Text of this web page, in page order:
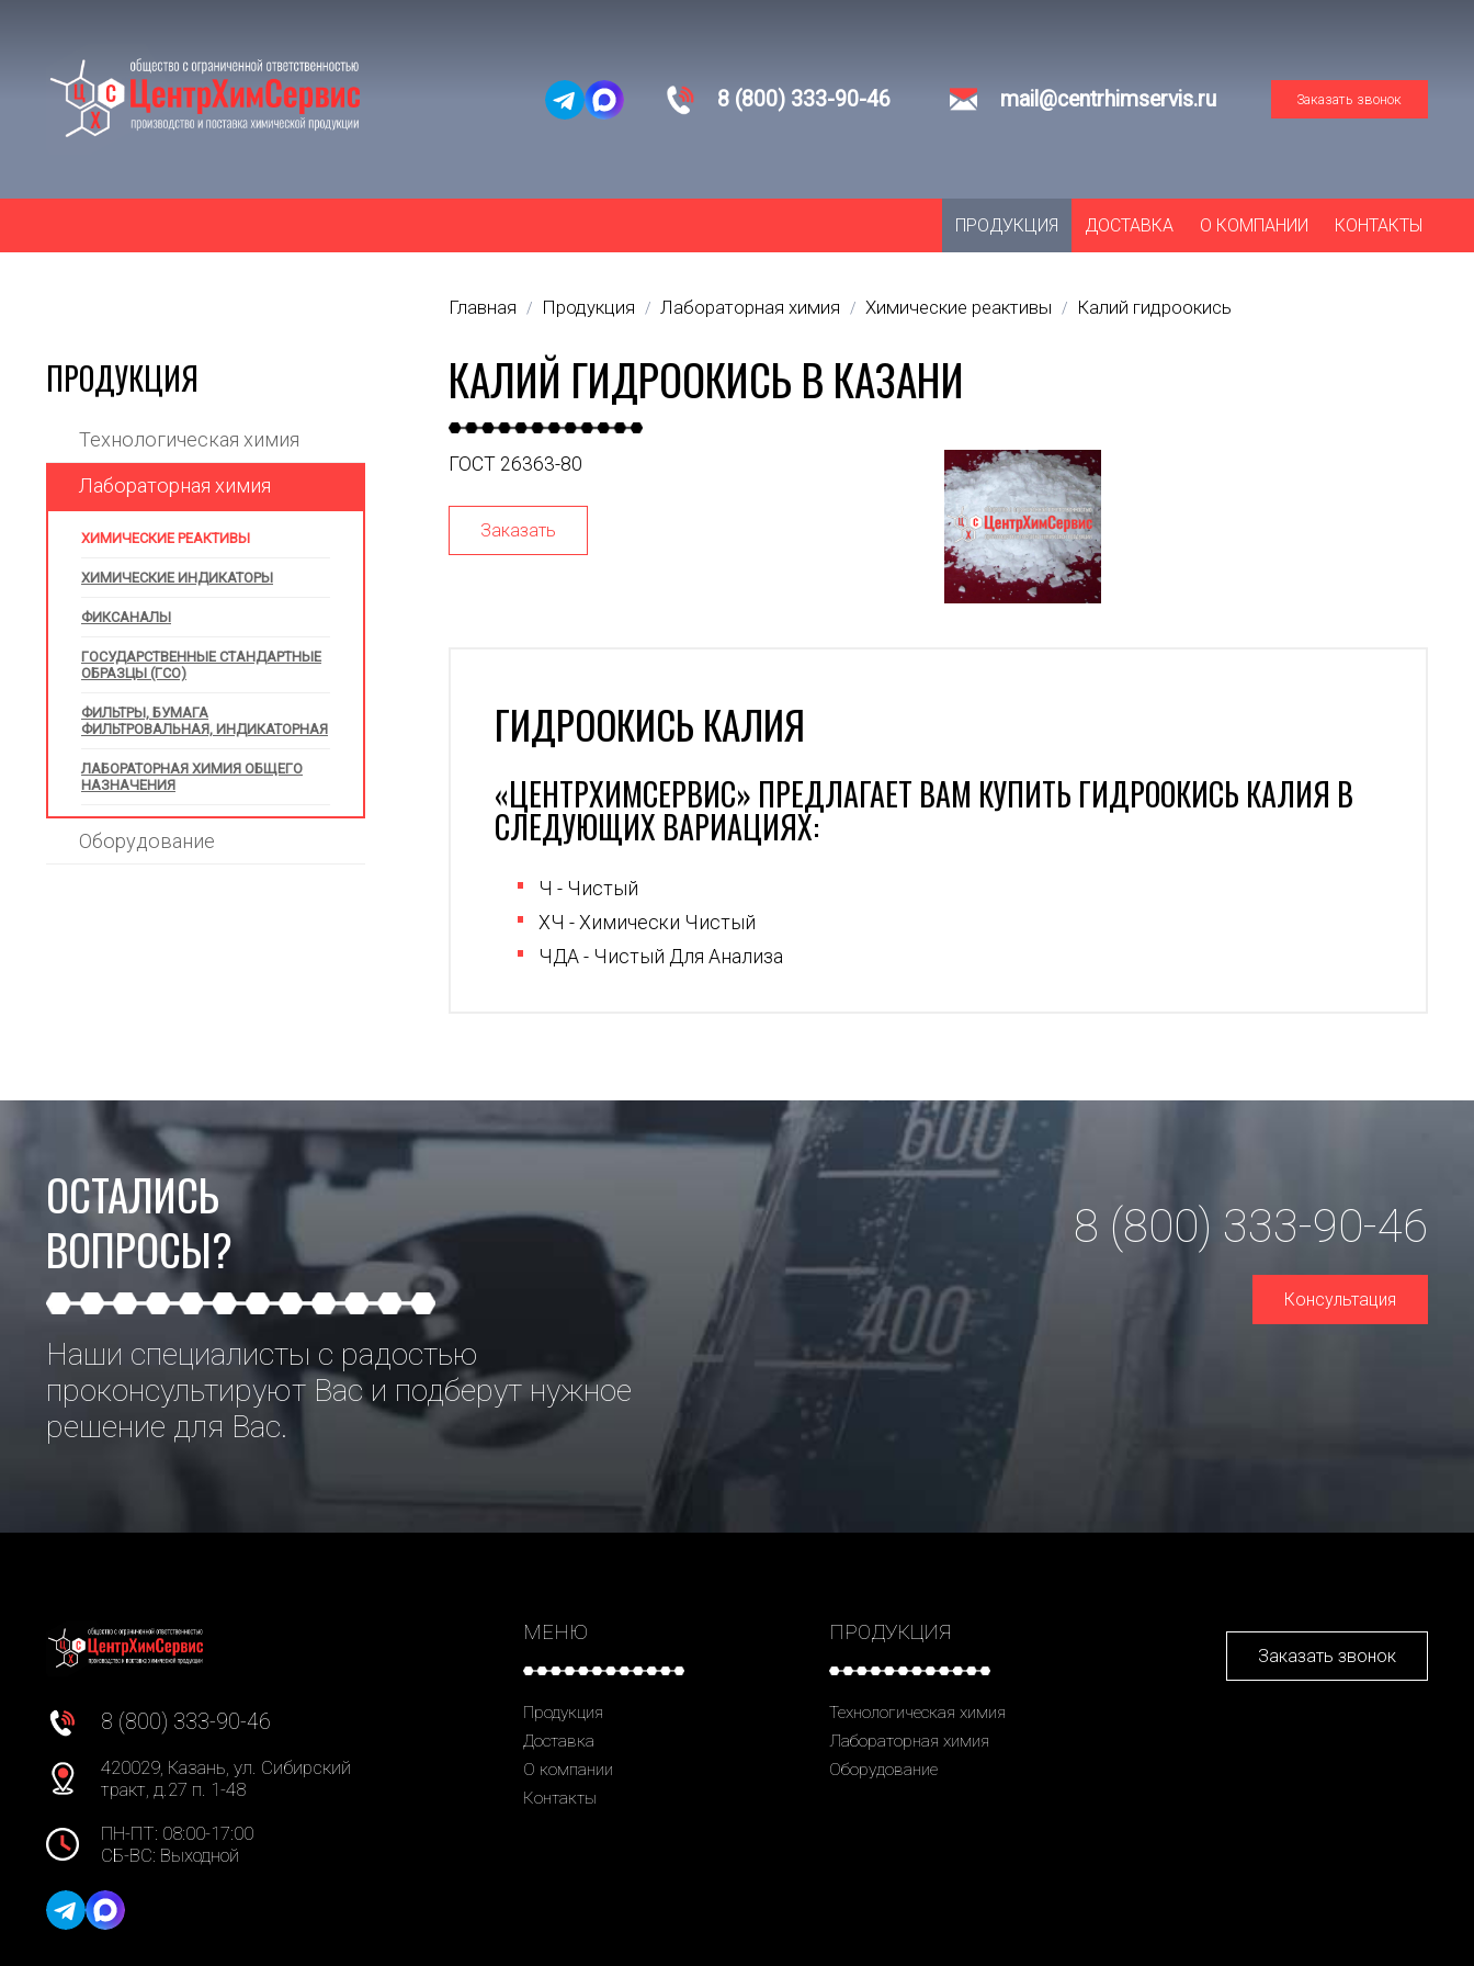
8 (800) 333-90-46 mail@centrhimservis.ru Заказать звонок
ПРОДУКЦИЯ ДОСТАВКА О КОМПАНИИ КОНТАКТЫ
ПРОДУКЦИЯ
Технологическая химия
Лабораторная химия
ХИМИЧЕСКИЕ РЕАКТИВЫ
ХИМИЧЕСКИЕ ИНДИКАТОРЫ
ФИКСАНАЛЫ
ГОСУДАРСТВЕННЫЕ СТАНДАРТНЫЕ
ОБРАЗЦЫ (ГСО)
ФИЛЬТРЫ, БУМАГА
ФИЛЬТРОВАЛЬНАЯ, ИНДИКАТОРНАЯ
ЛАБОРАТОРНАЯ ХИМИЯ ОБЩЕГО
НАЗНАЧЕНИЯ
Оборудование
Главная / Продукция / Лабораторная химия / Химические реактивы / Калий гидроокись
КАЛИЙ ГИДРООКИСЬ В КАЗАНИ
ГОСТ 26363-80
Заказать
ГИДРООКИСЬ КАЛИЯ
«ЦЕНТРХИМСЕРВИС» ПРЕДЛАГАЕТ ВАМ КУПИТЬ ГИДРООКИСЬ КАЛИЯ В
СЛЕДУЮЩИХ ВАРИАЦИЯХ:
Ч - Чистый
ХЧ - Химически Чистый
ЧДА - Чистый Для Анализа
ОСТАЛИСЬ
ВОПРОСЫ?
Наши специалисты с радостью
проконсультируют Вас и подберут нужное
решение для Вас.
8 (800) 333-90-46
Консультация
8 (800) 333-90-46
420029, Казань, ул. Сибирский
тракт, д.27 п. 1-48
ПН-ПТ: 08:00-17:00
СБ-ВС: Выходной
МЕНЮ
Продукция
Доставка
О компании
Контакты
ПРОДУКЦИЯ
Технологическая химия
Лабораторная химия
Оборудование
Заказать звонок